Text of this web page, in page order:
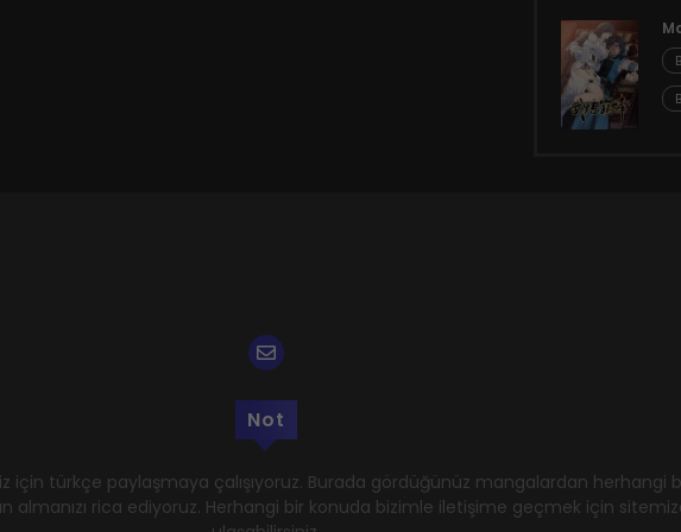
Not
için türkçe paylaşmaya çalışıyoruz. Burada gördüğünüz mangalardan herhangi
almanızı rica ediyoruz. Herhangi bir konuda bizimle iletişime geçmek için